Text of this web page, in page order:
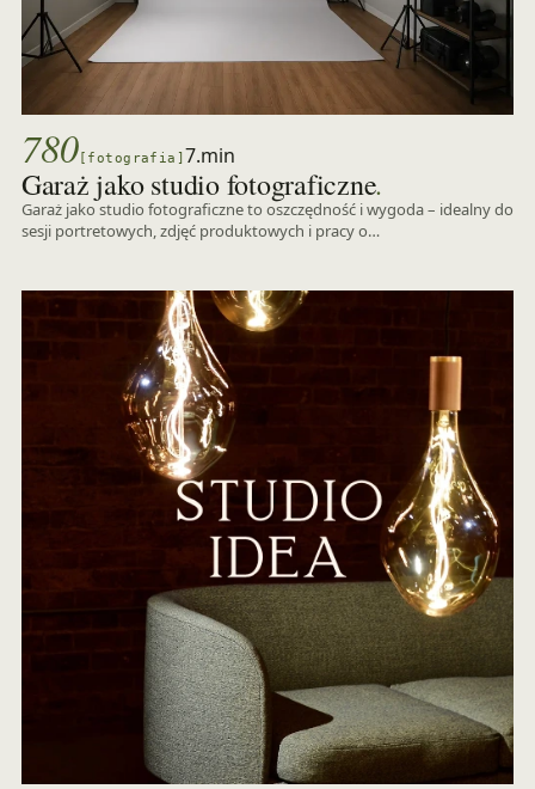
780 [fotografia] 7.min
Garaż jako studio fotograficzne.
Garaż jako studio fotograficzne to oszczędność i wygoda – idealny do
sesji portretowych, zdjęć produktowych i pracy o…